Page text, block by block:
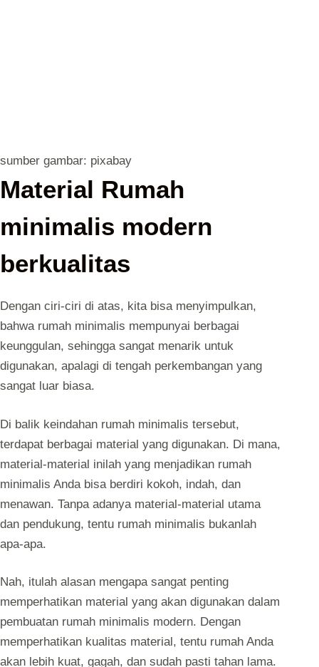
sumber gambar: pixabay
Material Rumah
minimalis modern
berkualitas
Dengan ciri-ciri di atas, kita bisa menyimpulkan,
bahwa rumah minimalis mempunyai berbagai
keunggulan, sehingga sangat menarik untuk
digunakan, apalagi di tengah perkembangan yang
sangat luar biasa.
Di balik keindahan rumah minimalis tersebut,
terdapat berbagai material yang digunakan. Di mana,
material-material inilah yang menjadikan rumah
minimalis Anda bisa berdiri kokoh, indah, dan
menawan. Tanpa adanya material-material utama
dan pendukung, tentu rumah minimalis bukanlah
apa-apa.
Nah, itulah alasan mengapa sangat penting
memperhatikan material yang akan digunakan dalam
pembuatan rumah minimalis modern. Dengan
memperhatikan kualitas material, tentu rumah Anda
akan lebih kuat, gagah, dan sudah pasti tahan lama.